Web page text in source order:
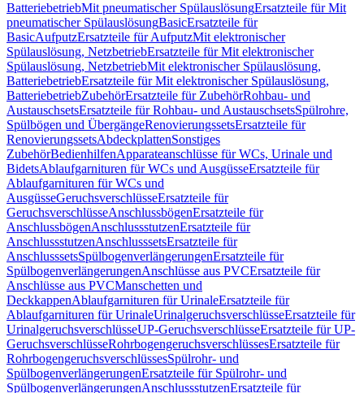
BatteriebetriebMit pneumatischer SpülauslösungErsatzteile für Mit
pneumatischer SpülauslösungBasicErsatzteile für
BasicAufputzErsatzteile für AufputzMit elektronischer
Spülauslösung, NetzbetriebErsatzteile für Mit elektronischer
Spülauslösung, NetzbetriebMit elektronischer Spülauslösung,
BatteriebetriebErsatzteile für Mit elektronischer Spülauslösung,
BatteriebetriebZubehörErsatzteile für ZubehörRohbau- und
AustauschsetsErsatzteile für Rohbau- und AustauschsetsSpülrohre,
Spülbögen und ÜbergängeRenovierungssetsErsatzteile für
RenovierungssetsAbdeckplattenSonstiges
ZubehörBedienhilfenApparateanschlüsse für WCs, Urinale und
BidetsAblaufgarnituren für WCs und AusgüsseErsatzteile für
Ablaufgarnituren für WCs und
AusgüsseGeruchsverschlüsseErsatzteile für
GeruchsverschlüsseAnschlussbögenErsatzteile für
AnschlussbögenAnschlussstutzenErsatzteile für
AnschlussstutzenAnschlusssetsErsatzteile für
AnschlusssetsSpülbogenverlängerungenErsatzteile für
SpülbogenverlängerungenAnschlüsse aus PVCErsatzteile für
Anschlüsse aus PVCManschetten und
DeckkappenAblaufgarnituren für UrinaleErsatzteile für
Ablaufgarnituren für UrinaleUrinalgeruchsverschlüsseErsatzteile für
UrinalgeruchsverschlüsseUP-GeruchsverschlüsseErsatzteile für UP-
GeruchsverschlüsseRohrbogengeruchsverschlüssesErsatzteile für
RohrbogengeruchsverschlüssesSpülrohr- und
SpülbogenverlängerungenErsatzteile für Spülrohr- und
SpülbogenverlängerungenAnschlussstutzenErsatzteile für